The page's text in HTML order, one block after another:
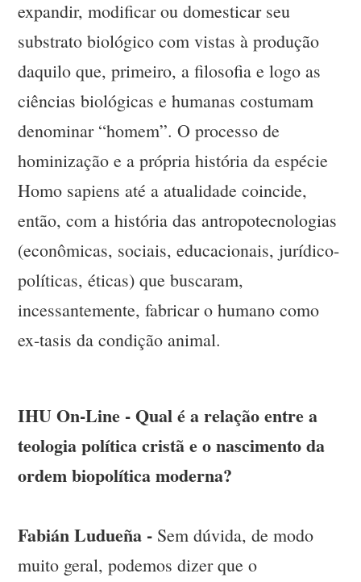
expandir, modificar ou domesticar seu
substrato biológico com vistas à produção
daquilo que, primeiro, a filosofia e logo as
ciências biológicas e humanas costumam
denominar “homem”. O processo de
hominização e a própria história da espécie
Homo sapiens até a atualidade coincide,
então, com a história das antropotecnologias
(econômicas, sociais, educacionais, jurídico-
políticas, éticas) que buscaram,
incessantemente, fabricar o humano como
ex-tasis da condição animal.
IHU On-Line - Qual é a relação entre a
teologia política cristã e o nascimento da
ordem biopolítica moderna?
Fabián Ludueña - Sem dúvida, de modo
muito geral, podemos dizer que o